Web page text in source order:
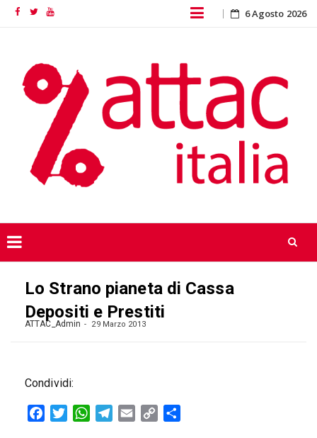
FacebookTwitterYouTube Skip
content
6 Agosto 2026
Lo Strano pianeta di Cassa
Depositi e Prestiti
ATTAC_Admin 29 Marzo 2013
Condividi:
FacebookTwitterWhatsAppTelegram
Email
Copy